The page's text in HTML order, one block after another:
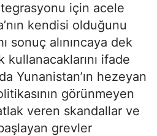
için acele
kendisi olduğunu
sonuç alınıncaya dek
kullanacaklarını ifade
Yunanistan’ın hezeyan
görünmeyen
veren skandallar ve
grevler